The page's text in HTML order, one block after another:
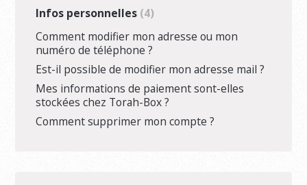
Infos personnelles 4
Comment modifier mon adresse ou mon
numéro de téléphone ?
Est-il possible de modifier mon adresse mail ?
Mes informations de paiement sont-elles
stockées chez Torah-Box ?
Comment supprimer mon compte ?